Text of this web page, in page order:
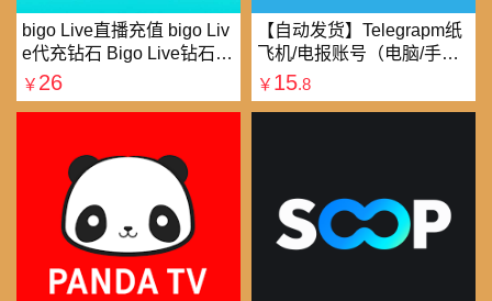
bigo Live直播充值 bigo Liv
e代充钻石 Bigo Live钻石充
值直播礼物钻石代充
￥ 26
【自动发货】Telegrapm纸
飞机/电报账号（电脑/手机
均可以登录）
￥ 15.8